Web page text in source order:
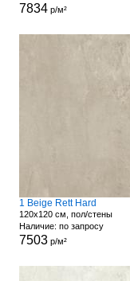
7834р/м²
1 Beige Rett Hard
120x120 см, пол/стены
Наличие: по запросу
7503р/м²